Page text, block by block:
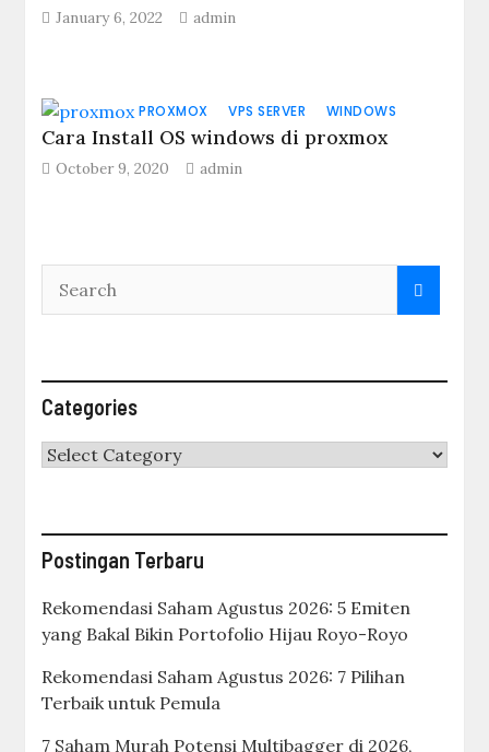
January 6, 2022 admin
PROXMOX VPS SERVER WINDOWS
Cara Install OS windows di proxmox
October 9, 2020 admin
Categories
Categories
Postingan Terbaru
Rekomendasi Saham Agustus 2026: 5 Emiten
yang Bakal Bikin Portofolio Hijau Royo-Royo
Rekomendasi Saham Agustus 2026: 7 Pilihan
Terbaik untuk Pemula
7 Saham Murah Potensi Multibagger di 2026,